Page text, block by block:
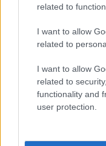
related to
I want to allow
related to
I want to allow
related to
functionality and
user protection.